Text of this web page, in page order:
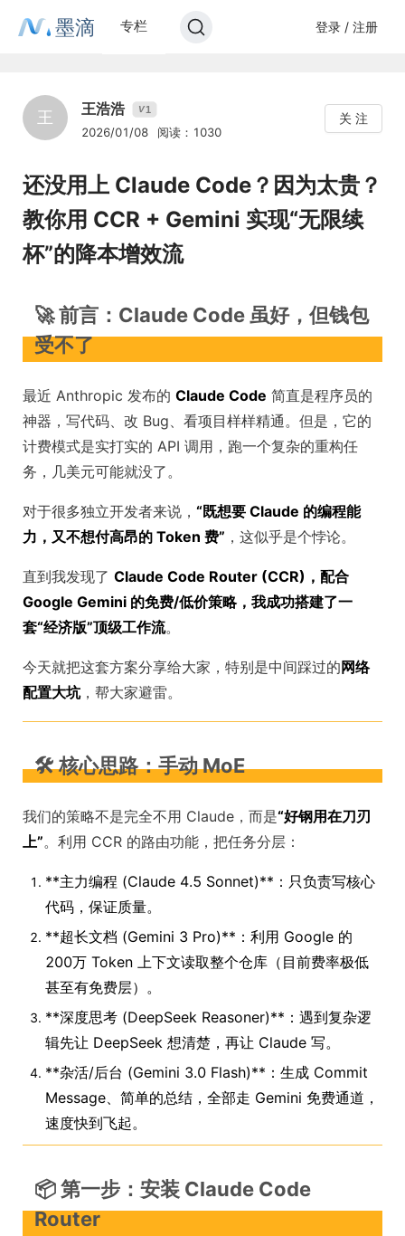
墨滴 专栏 登录 / 注册
王 王浩浩 V1
2026/01/08 阅读：1030
关 注
还没用上 Claude Code？因为太贵？
教你用 CCR + Gemini 实现“无限续
杯”的降本增效流
🚀 前言：Claude Code 虽好，但钱包
受不了
最近 Anthropic 发布的 Claude Code 简直是程序员的
神器，写代码、改 Bug、看项目样样精通。但是，它的
计费模式是实打实的 API 调用，跑一个复杂的重构任
务，几美元可能就没了。
对于很多独立开发者来说， “既想要 Claude 的编程能
力，又不想付高昂的 Token 费” ，这似乎是个悖论。
直到我发现了 Claude Code Router (CCR) ，配合
Google Gemini 的免费/低价策略，我成功搭建了一
套“经济版”顶级工作流。
今天就把这套方案分享给大家，特别是中间踩过的 网络
配置大坑，帮大家避雷。
🛠️ 核心思路：手动 MoE
我们的策略不是完全不用 Claude，而是“好钢用在刀刃
上”。利用 CCR 的路由功能，把任务分层：
**主力编程 (Claude 4.5 Sonnet)**：只负责写核心
代码，保证质量。
**超长文档 (Gemini 3 Pro)**：利用 Google 的
200万 Token 上下文读取整个仓库（目前费率极低
甚至有免费层）。
**深度思考 (DeepSeek Reasoner)**：遇到复杂逻
辑先让 DeepSeek 想清楚，再让 Claude 写。
**杂活/后台 (Gemini 3.0 Flash)**：生成 Commit
Message、简单的总结，全部走 Gemini 免费通道，
速度快到飞起。
📦 第一步：安装 Claude Code
Router